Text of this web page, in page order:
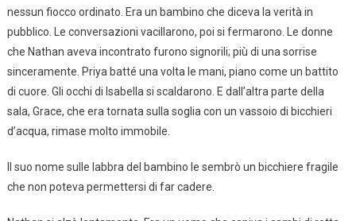
nessun fiocco ordinato. Era un bambino che diceva la verità in
pubblico. Le conversazioni vacillarono, poi si fermarono. Le donne
che Nathan aveva incontrato furono signorili; più di una sorrise
sinceramente. Priya batté una volta le mani, piano come un battito
di cuore. Gli occhi di Isabella si scaldarono. E dall’altra parte della
sala, Grace, che era tornata sulla soglia con un vassoio di bicchieri
d’acqua, rimase molto immobile.
Il suo nome sulle labbra del bambino le sembrò un bicchiere fragile
che non poteva permettersi di far cadere.